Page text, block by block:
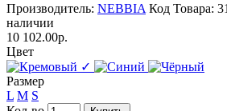
Производитель: NEBBIA Код Товара:
наличии
10 102.00р.
Цвет
✓
Размер
L M S